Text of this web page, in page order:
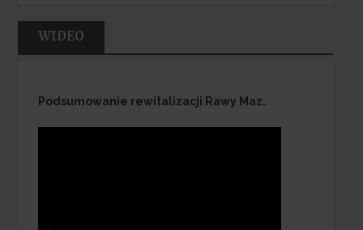
WIDEO
Podsumowanie rewitalizacji Rawy Maz.